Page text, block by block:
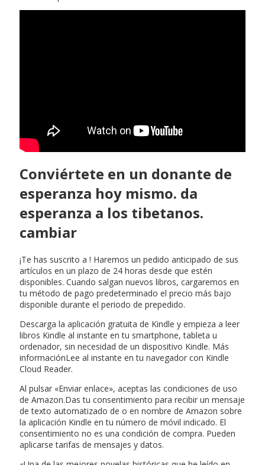
Conviértete en un donante de
esperanza hoy mismo. da
esperanza a los tibetanos.
cambiar
¡Te has suscrito a ! Haremos un pedido anticipado de sus
artículos en un plazo de 24 horas desde que estén
disponibles. Cuando salgan nuevos libros, cargaremos en
tu método de pago predeterminado el precio más bajo
disponible durante el periodo de prepedido.
Descarga la aplicación gratuita de Kindle y empieza a leer
libros Kindle al instante en tu smartphone, tableta u
ordenador, sin necesidad de un dispositivo Kindle. Más
informaciónLee al instante en tu navegador con Kindle
Cloud Reader.
Al pulsar «Enviar enlace», aceptas las condiciones de uso
de Amazon.Das tu consentimiento para recibir un mensaje
de texto automatizado de o en nombre de Amazon sobre
la aplicación Kindle en tu número de móvil indicado. El
consentimiento no es una condición de compra. Pueden
aplicarse tarifas de mensajes y datos.